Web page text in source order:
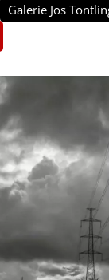
Galerie Jos